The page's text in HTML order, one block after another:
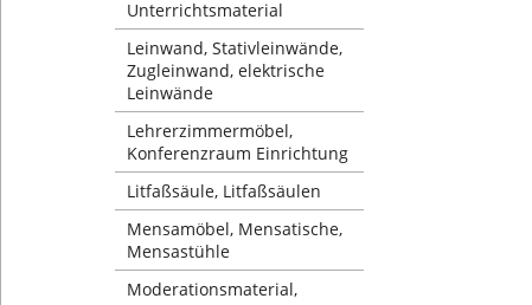
Unterrichtsmaterial
Leinwand, Stativleinwände,
Zugleinwand, elektrische
Leinwände
Lehrerzimmermöbel,
Konferenzraum Einrichtung
Litfaßsäule, Litfaßsäulen
Mensamöbel, Mensatische,
Mensastühle
Moderationsmaterial,